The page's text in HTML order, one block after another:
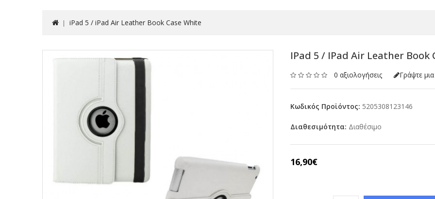
iPad 5 / iPad Air Leather Book Case White
IPad 5 / IPad Air Leather Book
0 αξιολογήσεις Γράψτε
Κωδικός Προϊόντος: 5205308123146
Διαθεσιμότητα: Διαθέσιμο
16,90€